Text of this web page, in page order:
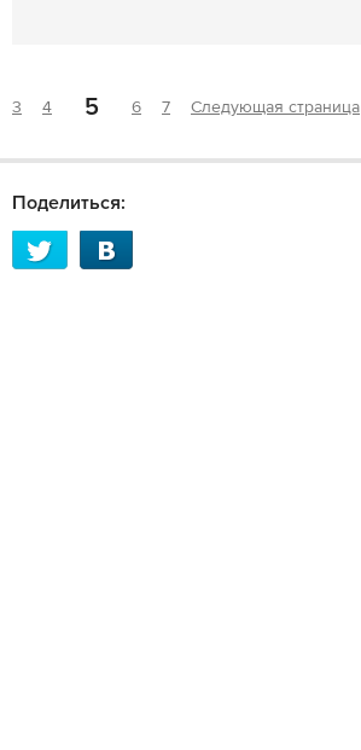
3 4 5 6 7 Следующая страница
Поделиться: